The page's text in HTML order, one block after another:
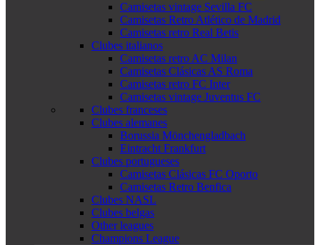
Camisetas vintage Sevilla FC
Camisetas Retro Atlético de Madrid
Camisetas retro Real Betis
Clubes italianos
Camisetas retro AC Milan
Camisetas Clásicas AS Roma
Camisetas retro FC Inter
Camisetas vintage Juventus FC
Clubes franceses
Clubes alemanes
Borussia Mönchengladbach
Eintracht Frankfurt
Clubes portugueses
Camisetas Clásicas FC Oporto
Camisetas Retro Benfica
Clubes NASL
Clubes belgas
Other leagues
Champions League